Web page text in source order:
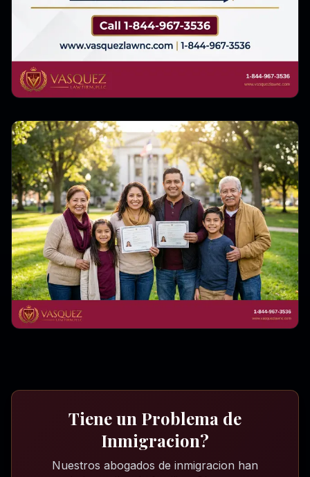
Tiene un Problema de
Inmigracion?
Nuestros abogados de inmigracion han